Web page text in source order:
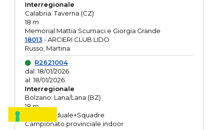
Interregionale
Calabria: Taverna (CZ)
18 m
Memorial Mattia Scumaci e Giorgia Grande
18013- ARCIERI CLUB LIDO
Russo, Martina
R2621004
dal: 18/01/2026
al: 18/01/2026
Interregionale
Bolzano: Lana/Lana (BZ)
18 m
O.R. Individuale+Squadre
Campionato provinciale indoor